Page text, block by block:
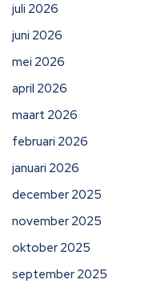
juli 2026
juni 2026
mei 2026
april 2026
maart 2026
februari 2026
januari 2026
december 2025
november 2025
oktober 2025
september 2025